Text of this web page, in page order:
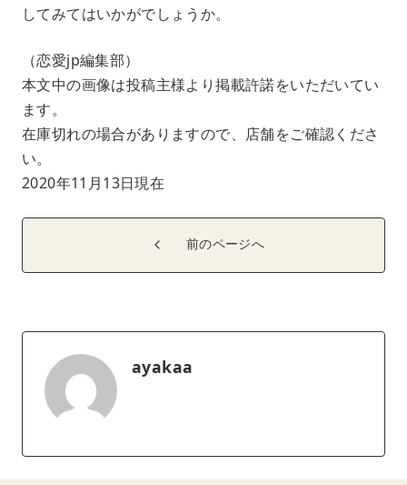
してみてはいかがでしょうか。
（恋愛jp編集部）
本文中の画像は投稿主様より掲載許諾をいただいてい
ます。
在庫切れの場合がありますので、店舗をご確認くださ
い。
2020年11月13日現在
前のページへ
ayakaa